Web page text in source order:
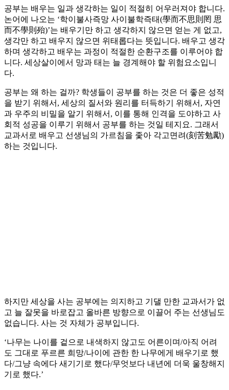
공부는 배우는 일과 생각하는 일이 적절히 어우러져야 합니다.
논어에 나오는 ‘학이불사즉망 사이불학즉태(學而不思則罔 思
而不學則殆)’는 배우기만 하고 생각하지 않으면 얻는 게 없고,
생각만 하고 배우지 않으면 위태롭다는 뜻입니다. 배우고 생각
하며 생각하고 배우는 과정이 적절한 순환구조를 이루어야 합
니다. 세상살이에서 망과 태는 늘 경계해야 할 위험요소입니
다.
공부는 왜 하는 걸까? 학생들이 공부를 하는 것은 더 좋은 성적
을 받기 위해서, 세상의 질서와 원리를 터득하기 위해서, 자연
과 우주의 비밀을 알기 위해서, 이를 통해 인격을 도야하고 사
회적 성공을 이루기 위해서 공부를 하는 것일 테지요. 그래서
교과서로 배우고 선생님의 가르침을 좇아 각고면려(刻苦勉勵)
하는 것입니다.
하지만 세상을 사는 공부에는 의지하고 기댈 만한 교과서가 없
고 늘 잘못을 바로잡고 올바른 방향으로 이끌어 주는 선생님도
없습니다. 사는 것 자체가 공부입니다.
‘나무는 나이를 겉으로 내색하지 않고도 어른이며/아직 어려
도 그대로 푸르른 희망/나이에 관한 한 나무에게 배우기로 했
다/그냥 속에다 새기기로 했다/무엇보다 내년에 더욱 울창해지
기로 했다.’